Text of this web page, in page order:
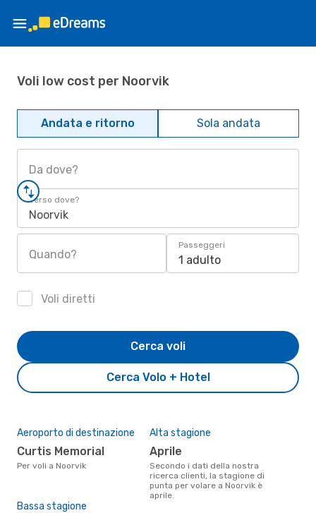
Voli low cost per Noorvik
Andata e ritorno Sola andata
Da dove?
Verso dove?
Noorvik
Quando?
Passeggeri
1 adulto
Voli diretti
Cerca Volo + Hotel
Cerca voli
Aeroporto di destinazione
Curtis Memorial
Per voli a Noorvik
Alta stagione
aprile
Secondo i dati della nostra
ricerca clienti, la stagione di
punta per volare a Noorvik è
aprile.
Bassa stagione